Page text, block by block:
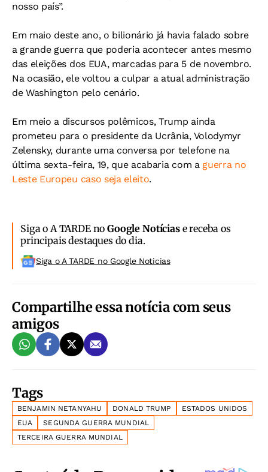
nosso país”.
Em maio deste ano, o bilionário já havia falado sobre
a grande guerra que poderia acontecer antes mesmo
das eleições dos EUA, marcadas para 5 de novembro.
Na ocasião, ele voltou a culpar a atual administração
de Washington pelo cenário.
Em meio a discursos polêmicos, Trump ainda
prometeu para o presidente da Ucrânia, Volodymyr
Zelensky, durante uma conversa por telefone na
última sexta-feira, 19, que acabaria com a guerra no
Leste Europeu caso seja eleito.
Siga o A TARDE noGoogle Notíciase receba os
principais destaques do dia.
Siga o A TARDE no Google Noticias
Compartilhe essa notícia com seus
amigos
Tags
BENJAMIN NETANYAHU DONALD TRUMP
ESTADOS UNIDOS
EUA
SEGUNDA GUERRA MUNDIAL
TERCEIRA GUERRA MUNDIAL